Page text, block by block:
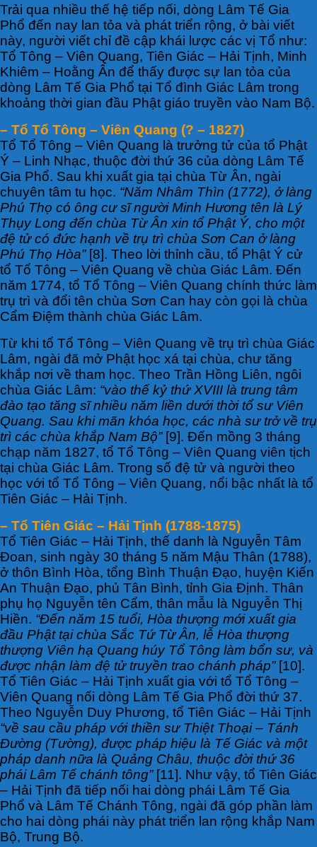
Trải qua nhiều thế hệ tiếp nối, dòng Lâm Tế Gia
Phổ đến nay lan tỏa và phát triển rộng, ở bài viết
này, người viết chỉ đề cập khái lược các vị Tổ như:
Tổ Tông – Viên Quang, Tiên Giác – Hải Tịnh, Minh
Khiêm – Hoằng Ân để thấy được sự lan tỏa của
dòng Lâm Tế Gia Phổ tại Tổ đình Giác Lâm trong
khoảng thời gian đầu Phật giáo truyền vào Nam Bộ.
– Tổ Tổ Tông – Viên Quang (? – 1827)
Tổ Tổ Tông – Viên Quang là trưởng tử của tổ Phật
Ý – Linh Nhạc, thuộc đời thứ 36 của dòng Lâm Tế
Gia Phổ. Sau khi xuất gia tại chùa Từ Ân, ngài
chuyên tâm tu học. “Năm Nhâm Thìn (1772), ở làng
Phú Thọ có ông cư sĩ người Minh Hương tên là Lý
Thụy Long đến chùa Từ Ân xin tổ Phật Ý, cho một
đệ tử có đức hạnh về trụ trì chùa Sơn Can ở làng
Phú Thọ Hòa”[8]. Theo lời thỉnh cầu, tổ Phật Ý cử
tổ Tổ Tông – Viên Quang về chùa Giác Lâm. Đến
năm 1774, tổ Tổ Tông – Viên Quang chính thức làm
trụ trì và đổi tên chùa Sơn Can hay còn gọi là chùa
Cẩm Điệm thành chùa Giác Lâm.
Từ khi tổ Tổ Tông – Viên Quang về trụ trì chùa Giác
Lâm, ngài đã mở Phật học xá tại chùa, chư tăng
khắp nơi về tham học. Theo Trần Hồng Liên, ngôi
chùa Giác Lâm: “vào thế kỷ thứ XVIII là trung tâm
đào tạo tăng sĩ nhiều năm liền dưới thời tổ sư Viên
Quang. Sau khi mãn khóa học, các nhà sư trở về trụ
trì các chùa khắp Nam Bộ”[9]. Đến mồng 3 tháng
chạp năm 1827, tổ Tổ Tông – Viên Quang viên tịch
tại chùa Giác Lâm. Trong số đệ tử và người theo
học với tổ Tổ Tông – Viên Quang, nổi bậc nhất là tổ
Tiên Giác – Hải Tịnh.
– Tổ Tiên Giác – Hải Tịnh (1788-1875)
Tổ Tiên Giác – Hải Tịnh, thế danh là Nguyễn Tâm
Đoan, sinh ngày 30 tháng 5 năm Mậu Thân (1788),
ở thôn Bình Hòa, tổng Bình Thuận Đạo, huyện Kiến
An Thuận Đạo, phủ Tân Bình, tỉnh Gia Định. Thân
phụ họ Nguyễn tên Cẩm, thân mẫu là Nguyễn Thị
Hiền. “Đến năm 15 tuổi, Hòa thượng mới xuất gia
đầu Phật tại chùa Sắc Tứ Từ Ân, lễ Hòa thượng
thượng Viên hạ Quang húy Tổ Tông làm bổn sư, và
được nhận làm đệ tử truyền trao chánh pháp”[10].
Tổ Tiên Giác – Hải Tịnh xuất gia với tổ Tổ Tông –
Viên Quang nối dòng Lâm Tế Gia Phổ đời thứ 37.
Theo Nguyễn Duy Phương, tổ Tiên Giác – Hải Tịnh
“về sau cầu pháp với thiền sư Thiệt Thoại – Tánh
Đường (Tường), được pháp hiệu là Tế Giác và một
pháp danh nữa là Quảng Châu, thuộc đời thứ 36
phái Lâm Tế chánh tông”[11]. Như vậy, tổ Tiên Giác
– Hải Tịnh đã tiếp nối hai dòng phái Lâm Tế Gia
Phổ và Lâm Tế Chánh Tông, ngài đã góp phần làm
cho hai dòng phái này phát triển lan rộng khắp Nam
Bộ, Trung Bộ.